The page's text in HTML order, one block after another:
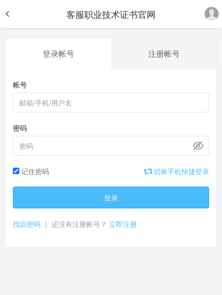
客服职业技术证书官网
登录帐号 注册帐号
帐号
密码
记住密码 切换手机快捷登录
登录
找回密码 | 还没有注册帐号？ 立即注册